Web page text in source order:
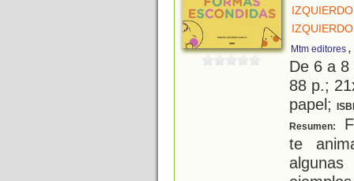
Mtm editores
De 6 a
88 p.;
papel;
Resumen:
te
algunas